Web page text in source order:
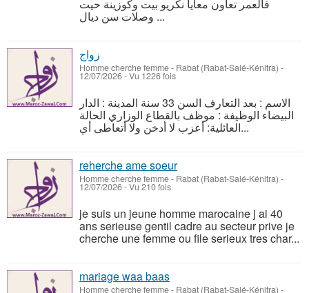
فالعمر تعاون معايا نكريو بيت وكوزينة حيت
وصلات سن ديال ...
زواج
Homme cherche femme- Rabat (Rabat-Salé-Kénitra) -
12/07/2026 - Vu 1226 fois
الاسم : بعد التعارف السن 33 سنة المدينة : الدار
البيضاء الوظيفة : موظف بالقطاع الوزاري الحالة
العائلية: أعزب لا أدخن ولا أتعاطى أي...
reherche ame soeur
Homme cherche femme- Rabat (Rabat-Salé-Kénitra) -
12/07/2026 - Vu 210 fois
je suis un jeune homme marocaine j ai 40
ans serieuse gentil cadre au secteur prive je
cherche une femme ou file serieux tres char...
mariage waa baas
Homme cherche femme- Rabat (Rabat-Salé-Kénitra) -